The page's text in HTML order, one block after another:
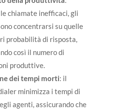
chiamate inefficaci, gli
concentrarsi su quelle
probabilità di risposta,
così il numero di
produttive.
dei tempi morti: il
minimizza i tempi di
agenti, assicurando che